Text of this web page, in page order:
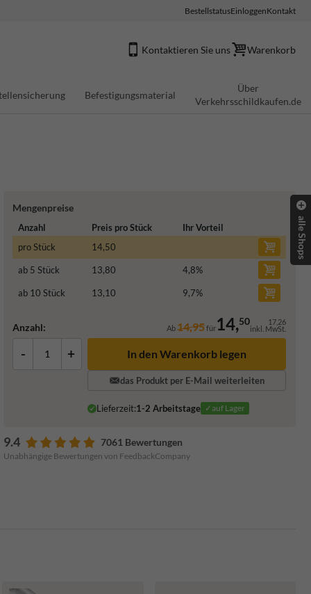
BestellstatusEinloggenKontakt
Kontaktieren Sie uns Warenkorb
Befestigungsmaterial
Über
Verkehrsschildkaufen.de
Mengenpreise
Anzahl Preis pro Stück
Ihr Vorteil
pro Stück
14,50
ab 5 Stück 13,80 4,8%
ab 10 Stück 13,10 9,7%
Anzahl: Ab14,95für14,50 17,26
inkl. MwSt.
- + In den Warenkorb legen
das Produkt per E-Mail weiterleiten
Lieferzeit:1-2 Arbeitstage ✓auf Lager
9.4 7061 Bewertungen
Unabhängige Bewertungen von FeedbackCompany
alle Shops